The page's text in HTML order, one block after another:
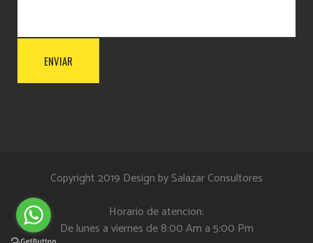
Copyright 2019 Design bySalazar Consultores
Horario de atencion:
De lunes a viernes de 8:00 Am a 5:00 Pm